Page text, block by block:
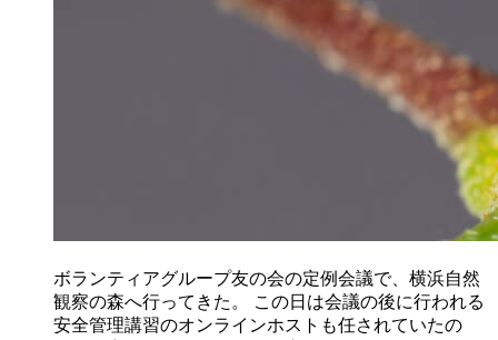
ボランティアグループ友の会の定例会議で、横浜自然
観察の森へ行ってきた。 この日は会議の後に行われる
安全管理講習のオンラインホストも任されていたの